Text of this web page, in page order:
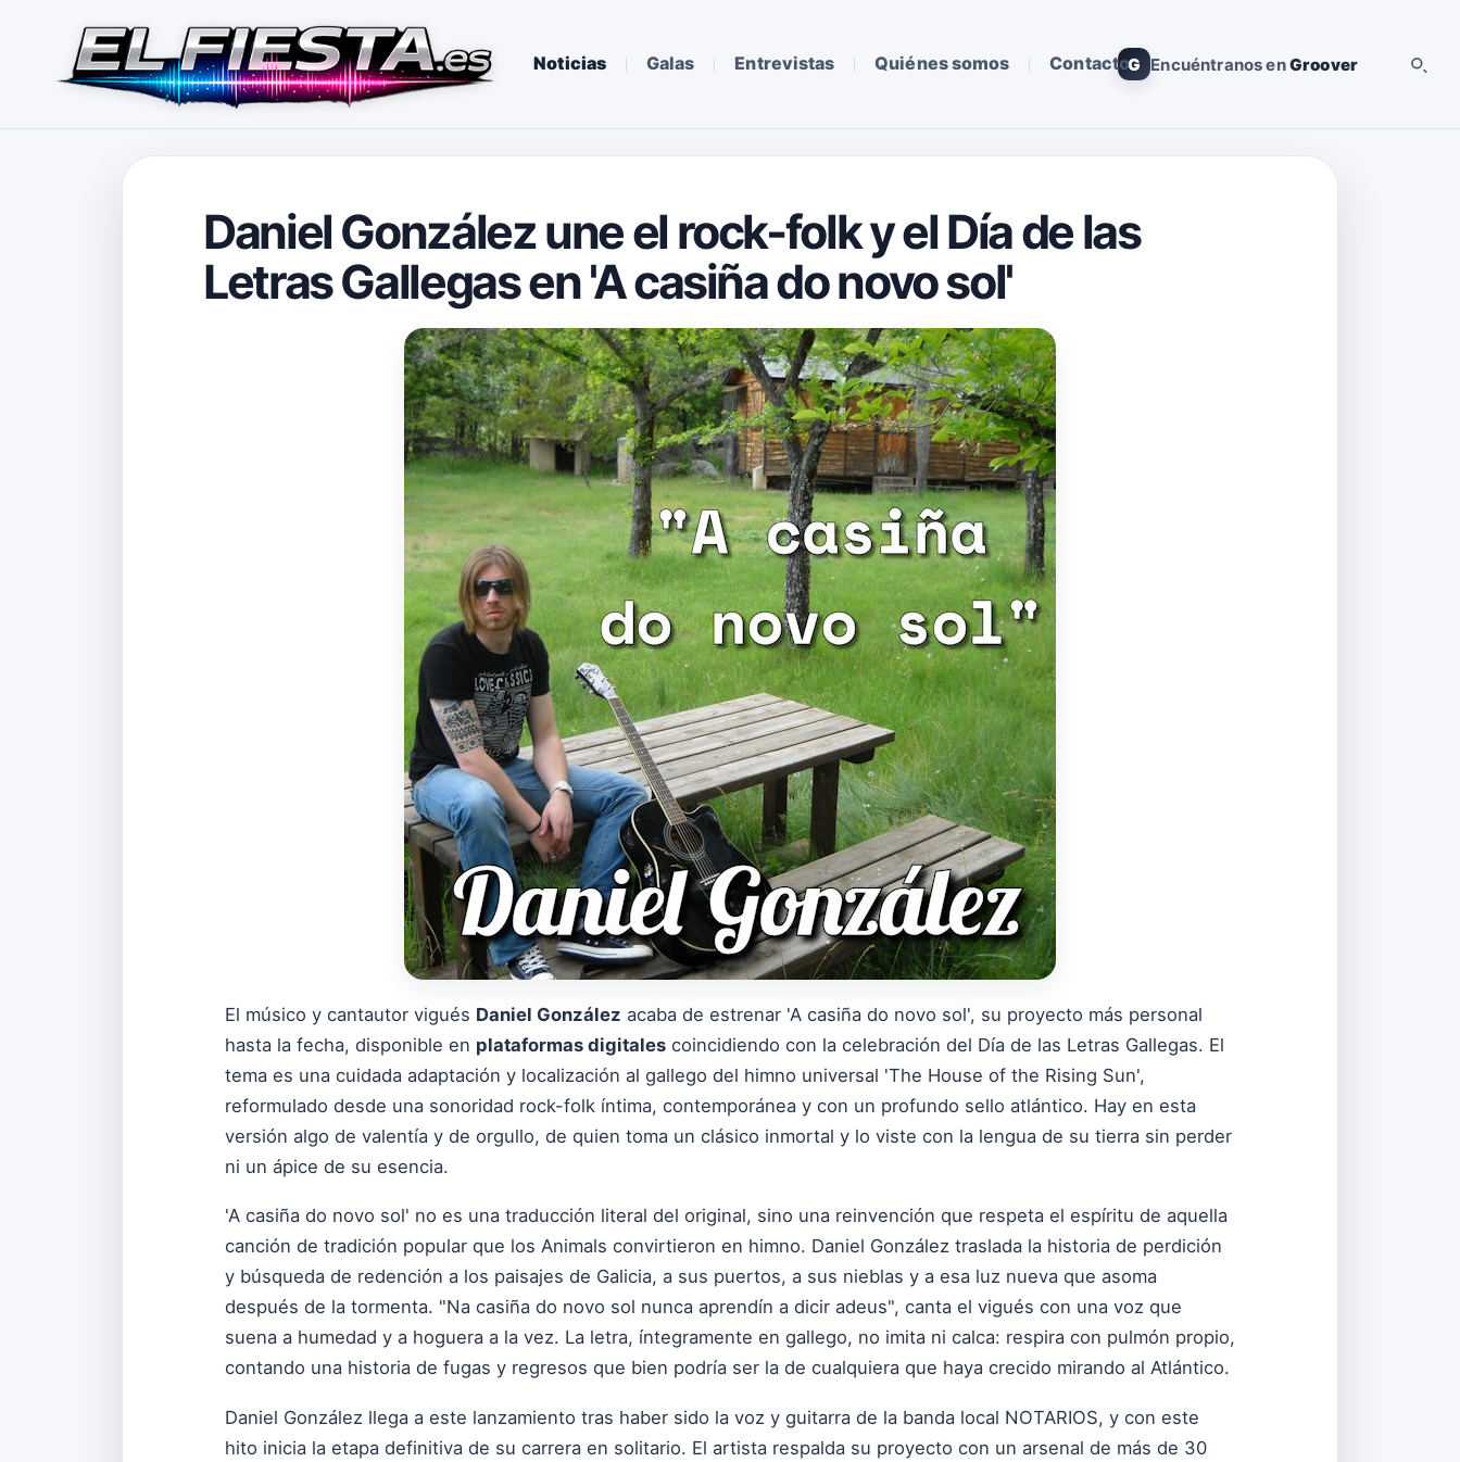
Noticias Galas Entrevistas Quiénes somos ContactoG Encuéntranos enGroover
Daniel González une el rock-folk y el Día de las
Letras Gallegas en 'A casiña do novo sol'
El músico y cantautor vigués Daniel González acaba de estrenar 'A casiña do novo sol', su proyecto más personal
hasta la fecha, disponible en plataformas digitales coincidiendo con la celebración del Día de las Letras Gallegas. El
tema es una cuidada adaptación y localización al gallego del himno universal 'The House of the Rising Sun',
reformulado desde una sonoridad rock-folk íntima, contemporánea y con un profundo sello atlántico. Hay en esta
versión algo de valentía y de orgullo, de quien toma un clásico inmortal y lo viste con la lengua de su tierra sin perder
ni un ápice de su esencia.
'A casiña do novo sol' no es una traducción literal del original, sino una reinvención que respeta el espíritu de aquella
canción de tradición popular que los Animals convirtieron en himno. Daniel González traslada la historia de perdición
y búsqueda de redención a los paisajes de Galicia, a sus puertos, a sus nieblas y a esa luz nueva que asoma
después de la tormenta. "Na casiña do novo sol nunca aprendín a dicir adeus", canta el vigués con una voz que
suena a humedad y a hoguera a la vez. La letra, íntegramente en gallego, no imita ni calca: respira con pulmón propio,
contando una historia de fugas y regresos que bien podría ser la de cualquiera que haya crecido mirando al Atlántico.
Daniel González llega a este lanzamiento tras haber sido la voz y guitarra de la banda local NOTARIOS, y con este
hito inicia la etapa definitiva de su carrera en solitario. El artista respalda su proyecto con un arsenal de más de 30